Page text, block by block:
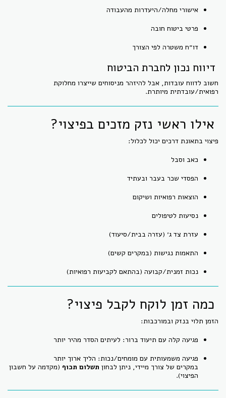
אישורי מחלה/היעדרות מהעבודה
פרטי ביטוח חובה
דו״ח משטרה לפי הצורך
דיווח נכון לחברת הביטוח
חשוב לדווח עובדות, אבל להיזהר מניסוחים שייצרו מחלוקת
רפואית/עובדתית מיותרת.
אילו ראשי נזק מזכים בפיצוי?
פיצוי בתאונת דרכים יכול לכלול:
כאב וסבל
הפסדי שכר בעבר ובעתיד
הוצאות רפואיות ושיקום
נסיעות לטיפולים
עזרת צד ג׳ (עזרה בבית/סיעוד)
התאמות נגישות (במקרים קשים)
נכות זמנית/קבועה (בהתאם לקביעות רפואיות)
כמה זמן לוקח לקבל פיצוי?
הזמן תלוי בנזק ובמורכבות:
פגיעה קלה עם תיעוד ברור: לעיתים הסדר מהיר יותר
פגיעה משמעותית עם מומחים/נכות: הליך ארוך יותר
במקרים של צורך מיידי, ניתן לבחון תשלום תכוף (מקדמה על חשבון
הפיצוי).